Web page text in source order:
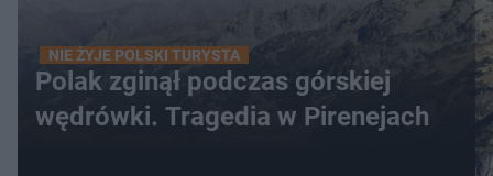
NIE ŻYJE POLSKI TURYSTA
Polak zginął podczas górskiej
wędrówki. Tragedia w Pirenejach